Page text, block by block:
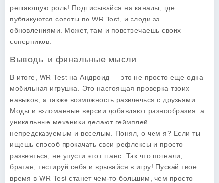
решающую роль! Подписывайся на каналы, где
публикуются советы по WR Test, и следи за
обновлениями. Может, там и повстречаешь своих
соперников.
Выводы и финальные мысли
В итоге, WR Test на Андроид — это не просто еще одна
мобильная игрушка. Это настоящая проверка твоих
навыков, а также возможность развлечься с друзьями.
Моды и взломанные версии добавляют разнообразия, а
уникальные механики делают геймплей
непредсказуемым и веселым. Понял, о чем я? Если ты
ищешь способ прокачать свои рефлексы и просто
развеяться, не упусти этот шанс. Так что погнали,
братан, тестируй себя и врывайся в игру! Пускай твое
время в WR Test станет чем-то большим, чем просто